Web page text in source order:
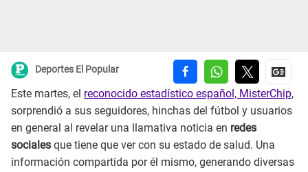
Deportes El Popular
Este martes, el reconocido estadístico español, MisterChip,
sorprendió a sus seguidores, hinchas del fútbol y usuarios
en general al revelar una llamativa noticia en redes
sociales que tiene que ver con su estado de salud. Una
información compartida por él mismo, generando diversas